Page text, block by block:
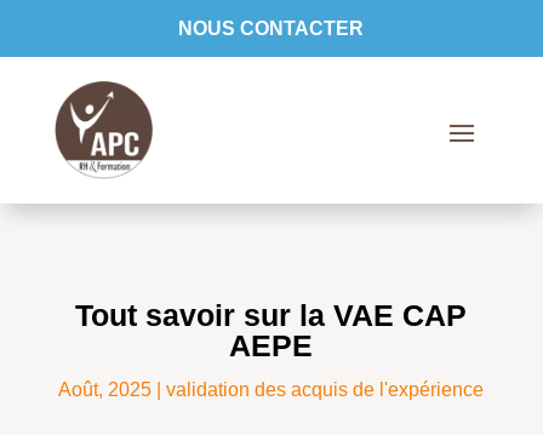
NOUS CONTACTER
Tout savoir sur la VAE CAP
AEPE
Août, 2025 |validation des acquis de l'expérience